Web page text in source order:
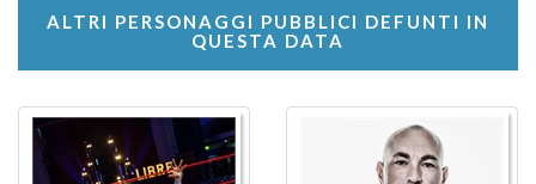
ALTRI PERSONAGGI PUBBLICI DEFUNTI IN
QUESTA DATA